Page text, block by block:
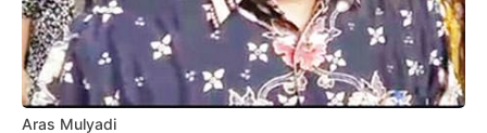
Aras Mulyadi